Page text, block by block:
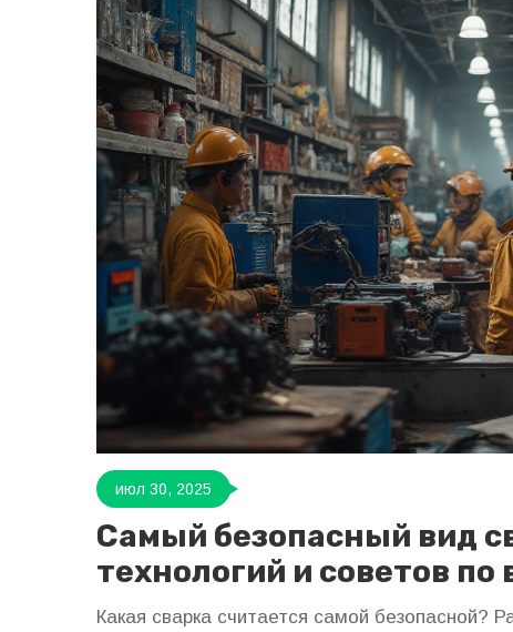
июл 30, 2025
Самый безопасный вид
технологий и советов по
Какая сварка считается самой безопасной?